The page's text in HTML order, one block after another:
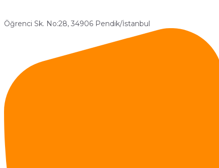
Öğrenci Sk. No:28, 34906 Pendik/İstanbul